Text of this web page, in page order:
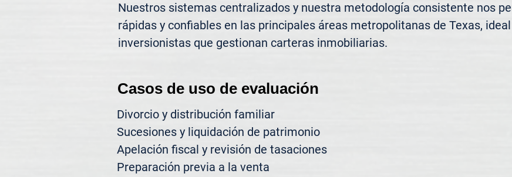
Nuestros sistemas centralizados y nuestra metodología consistente nos
rápidas y confiables en las principales áreas metropolitanas de Texas,
inversionistas que gestionan carteras inmobiliarias.
Casos de uso de evaluación
Divorcio y distribución familiar
Sucesiones y liquidación de patrimonio
Apelación fiscal y revisión de tasaciones
Preparación previa a la venta